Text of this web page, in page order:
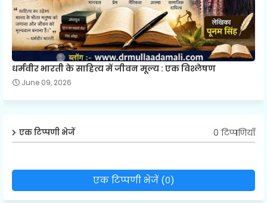
धर्मवीर भारती के साहित्य में जीवन मूल्य : एक विश्लेषण
June 09, 2026
एक टिप्पणी भेजें 0 टिप्पणियाँ
एक टिप्पणी भेजें (0)